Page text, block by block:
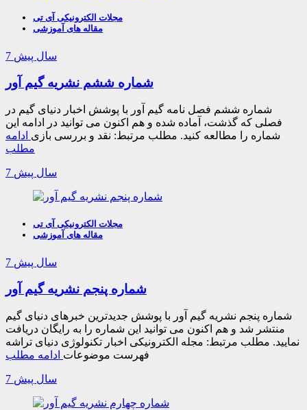
مجلات الکترونیکی آی تی
مقاله های آموزشی
7 سال پیش
شماره ششم نشریه گیم آور
شماره ششم فصل نامه گیم آور با پوشش اخبار دنیای گیم در
فصلی که گذشت، آماده شده و هم اکنون می توانید در ادامه این
شماره را مطالعه کنید. مطلب مرتبط: نقد و بررسی بازی ادامه
مطلب
7 سال پیش
مجلات الکترونیکی آی تی
مقاله های آموزشی
7 سال پیش
شماره پنجم نشریه گیم آور
شماره پنجم نشریه گیم آور با پوشش جدیدترین خبرهای دنیای گیم
منتشر شد و هم اکنون می توانید این شماره را به رایگان دریافت
نمایید. مطلب مرتبط: مجله الکترونیکی اخبار تکنولوژی دنیای تراشه
فهرست موضوعات ادامه مطلب
7 سال پیش